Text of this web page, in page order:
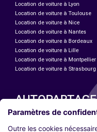
Location de voiture à Lyon
Location de voiture à Toulouse
Location de voiture à Nice
Location de voiture à Nantes
Location de voiture à Bordeaux
Location de voiture à Lille
Location de voiture à Montpellier
Location de voiture à Strasbourg
AUTOPARTAGE
Paris